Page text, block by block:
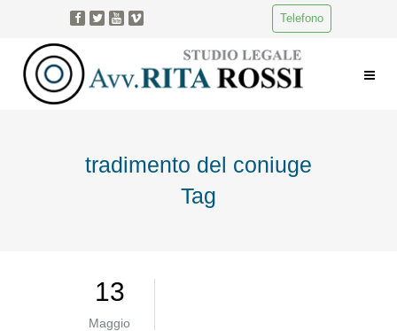
Telefono
tradimento del coniuge
Tag
13
Maggio